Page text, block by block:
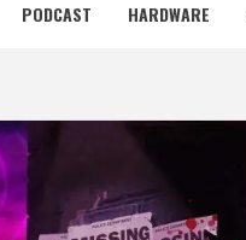
PODCAST HARDWARE